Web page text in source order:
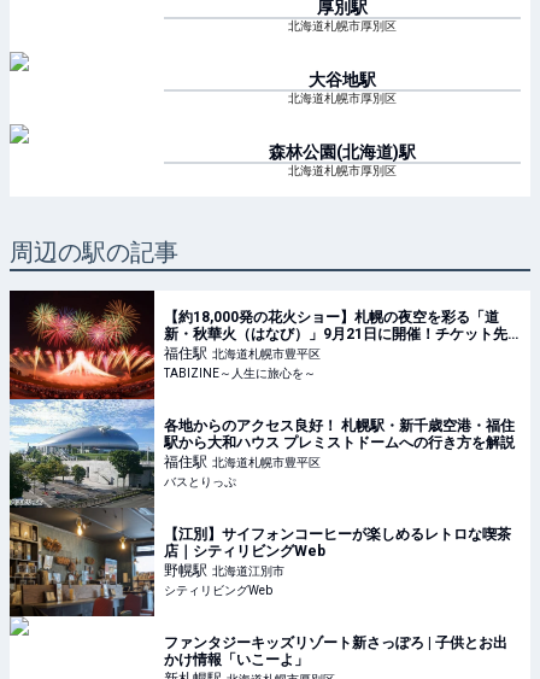
厚別駅
北海道札幌市厚別区
大谷地駅
北海道札幌市厚別区
森林公園(北海道)駅
北海道札幌市厚別区
周辺の駅の記事
【約18,000発の花火ショー】札幌の夜空を彩る「道
新・秋華火（はなび）」9月21日に開催！チケット先
行販売中 | TABIZINE～人生に旅心を～
福住駅 北海道札幌市豊平区
TABIZINE～人生に旅心を～
各地からのアクセス良好！ 札幌駅・新千歳空港・福住
駅から大和ハウス プレミストドームへの行き方を解説
福住駅 北海道札幌市豊平区
バスとりっぷ
【江別】サイフォンコーヒーが楽しめるレトロな喫茶
店｜シティリビングWeb
野幌駅 北海道江別市
シティリビングWeb
ファンタジーキッズリゾート新さっぽろ | 子供とお出
かけ情報「いこーよ」